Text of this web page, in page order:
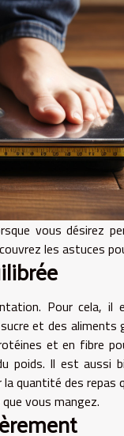
vous désirez
les astuces
Pour cela, il
et des
et en fibre
poids. Il est aussi
quantité des repas
vous mangez.